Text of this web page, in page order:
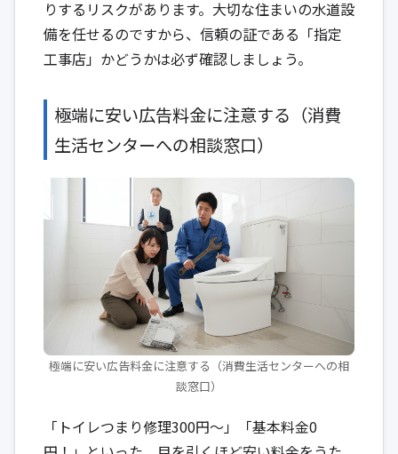
りするリスクがあります。大切な住まいの水道設
備を任せるのですから、信頼の証である「指定
工事店」かどうかは必ず確認しましょう。
極端に安い広告料金に注意する（消費
生活センターへの相談窓口）
極端に安い広告料金に注意する（消費生活センターへの相
談窓口）
「トイレつまり修理300円～」「基本料金0